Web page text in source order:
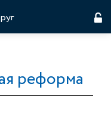
реформа